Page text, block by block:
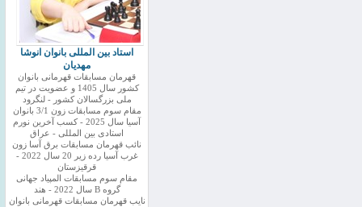
استاد بین المللی بانوان انوشا
مهدیان
قهرمان مسابقات قهرمانی بانوان
کشور سال 1405 و عضویت در تیم
ملی بزرگسالان کشور - لنگرود
مقام سوم مسابقات زون 3/1 بانوان
آسیا سال 2025 - کسب آخرین نورم
استادی بین المللی - عراق
نائب قهرمان مسابقات برق آسا زون
غرب آسیا رده زیر 20 سال 2022 -
قرقیزستان
مقام سوم مسابقات المپیاد جهانی
گروه B سال 2022 - هند
نایب قهرمان مسابقات قهرمانی بانوان